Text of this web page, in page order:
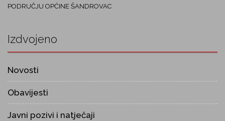
PODRUČJU OPĆINE ŠANDROVAC
Izdvojeno
Novosti
Obavijesti
Javni pozivi i natječaji